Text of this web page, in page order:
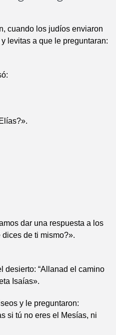
cuando los judíos enviaron
levitas a que le preguntaran:
dar una respuesta a los
de ti mismo?».
desierto: “Allanad el camino
Isaías».
y le preguntaron:
si tú no eres el Mesías, ni